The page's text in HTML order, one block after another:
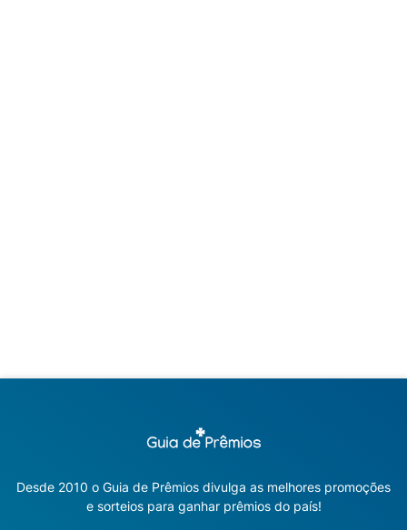
Desde 2010 o Guia de Prêmios divulga as melhores promoções
e sorteios para ganhar prêmios do país!